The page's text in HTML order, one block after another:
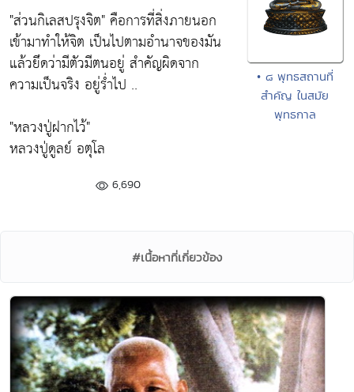
"ส่วนกิเลสปรุงจิต" คือการที่สิ่งภายนอก
เข้ามาทำให้จิต เป็นไปตามอำนาจของมัน
แล้วยึดว่ามีตัวมีตนอยู่ สำคัญผิดจาก
ความเป็นจริง อยู่รํ่าไป ..
"หลวงปู่ฝากไว้"
หลวงปู่ดูลย์ อตุโล
6,690
• ๘ พุทธสถานที่
สำคัญ ในสมัย
พุทธกาล
#เนื้อหาที่เกี่ยวข้อง